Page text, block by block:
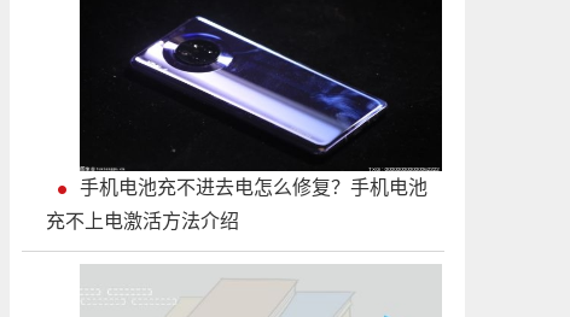
手机电池充不进去电怎么修复？手机电池
充不上电激活方法介绍